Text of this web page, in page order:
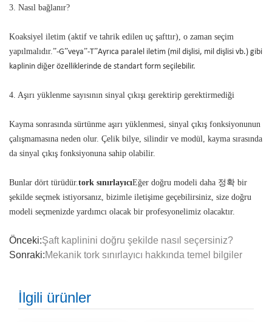
3. Nasıl bağlanır?
Koaksiyel iletim (aktif ve tahrik edilen uç şafttır), o zaman seçim
yapılmalıdır. ”-G”veya”-T”Ayrıca paralel iletim (mil dişlisi, mil dişlisi vb.) gibi
kaplinin diğer özelliklerinde de standart form seçilebilir.
4. Aşırı yüklenme sayısının sinyal çıkışı gerektirip gerektirmediği
Kayma sonrasında sürtünme aşırı yüklenmesi, sinyal çıkış fonksiyonunun
çalışmamasına neden olur. Çelik bilye, silindir ve modül, kayma sırasında
da sinyal çıkış fonksiyonuna sahip olabilir.
Bunlar dört türüdür. tork sınırlayıcıEğer doğru modeli daha 정확 bir
şekilde seçmek istiyorsanız, bizimle iletişime geçebilirsiniz, size doğru
modeli seçmenizde yardımcı olacak bir profesyonelimiz olacaktır.
Önceki:Şaft kaplinini doğru şekilde nasıl seçersiniz?
Sonraki:Mekanik tork sınırlayıcı hakkında temel bilgiler
İlgili ürünler